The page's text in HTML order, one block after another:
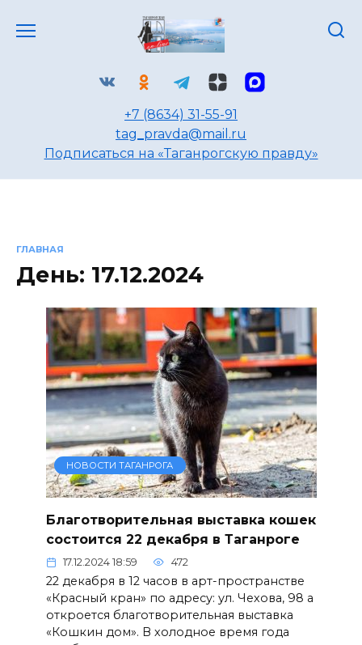
+7 (8634) 31-55-91
tag_pravda@mail.ru
Подписаться на «Таганрогскую правду»
ГЛАВНАЯ
День: 17.12.2024
НОВОСТИ ТАГАНРОГА
Благотворительная выставка кошек
состоится 22 декабря в Таганроге
17.12.2024 18:59 472
22 декабря в 12 часов в арт-пространстве
«Красный кран» по адресу: ул. Чехова, 98 а
откроется благотворительная выставка
«Кошкин дом». В холодное время года